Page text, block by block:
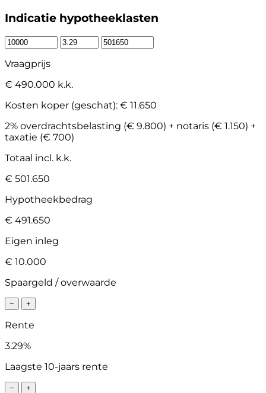
Indicatie hypotheeklasten
Vraagprijs
€ 490.000 k.k.
Kosten koper (geschat): € 11.650
2% overdrachtsbelasting (€ 9.800) + notaris (€ 1.150) +
taxatie (€ 700)
Totaal incl. k.k.
€ 501.650
Hypotheekbedrag
€ 491.650
Eigen inleg
€ 10.000
Spaargeld / overwaarde
− +
Rente
3.29%
Laagste 10-jaars rente
− +